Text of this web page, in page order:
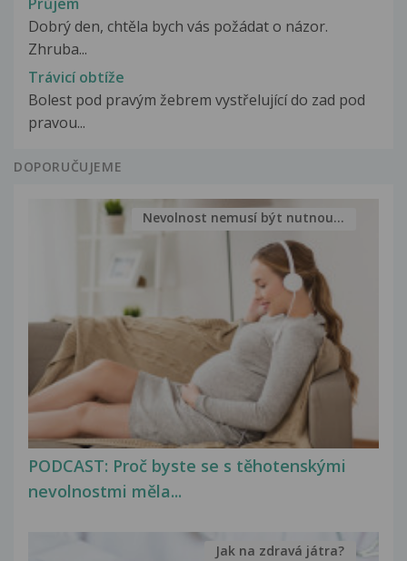
Dobrý den, chtěla bych vás požádat o názor.
Zhruba...
Trávicí obtíže
Bolest pod pravým žebrem vystřelující do zad pod
pravou...
DOPORUČUJEME
PODCAST: Proč byste se s těhotenskými
nevolnostmi měla...
Nevolnost nemusí být nutnou...
Jak na zdravá játra?